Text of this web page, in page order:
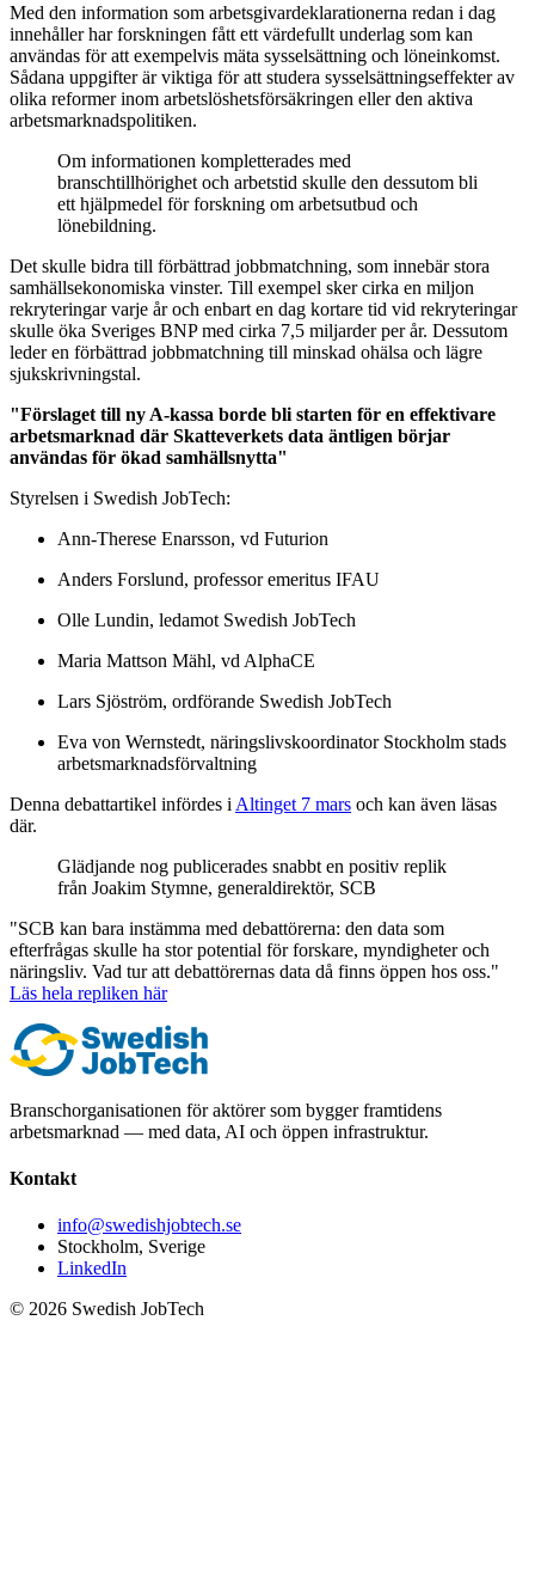
Med den information som arbetsgivardeklarationerna redan i dag
innehåller har forskningen fått ett värdefullt underlag som kan
användas för att exempelvis mäta sysselsättning och löneinkomst.
Sådana uppgifter är viktiga för att studera sysselsättningseffekter av
olika reformer inom arbetslöshetsförsäkringen eller den aktiva
arbetsmarknadspolitiken.
Om informationen kompletterades med
branschtillhörighet och arbetstid skulle den dessutom bli
ett hjälpmedel för forskning om arbetsutbud och
lönebildning.
Det skulle bidra till förbättrad jobbmatchning, som innebär stora
samhällsekonomiska vinster. Till exempel sker cirka en miljon
rekryteringar varje år och enbart en dag kortare tid vid rekryteringar
skulle öka Sveriges BNP med cirka 7,5 miljarder per år. Dessutom
leder en förbättrad jobbmatchning till minskad ohälsa och lägre
sjukskrivningstal.
"Förslaget till ny A-kassa borde bli starten för en effektivare
arbetsmarknad där Skatteverkets data äntligen börjar
användas för ökad samhällsnytta"
Styrelsen i Swedish JobTech:
Ann-Therese Enarsson, vd Futurion
Anders Forslund, professor emeritus IFAU
Olle Lundin, ledamot Swedish JobTech
Maria Mattson Mähl, vd AlphaCE
Lars Sjöström, ordförande Swedish JobTech
Eva von Wernstedt, näringslivskoordinator Stockholm stads
arbetsmarknadsförvaltning
Denna debattartikel infördes i Altinget 7 mars och kan även läsas
där.
Glädjande nog publicerades snabbt en positiv replik
från Joakim Stymne, generaldirektör, SCB
"SCB kan bara instämma med debattörerna: den data som
efterfrågas skulle ha stor potential för forskare, myndigheter och
näringsliv. Vad tur att debattörernas data då finns öppen hos oss."
Läs hela repliken här
Branschorganisationen för aktörer som bygger framtidens
arbetsmarknad — med data, AI och öppen infrastruktur.
Kontakt
info@swedishjobtech.se
Stockholm, Sverige
LinkedIn
© 2026 Swedish JobTech